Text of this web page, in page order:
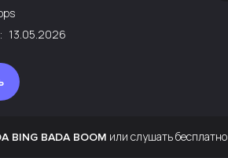
13.05.2026
BING BADA BOOM или слушать бесплатно